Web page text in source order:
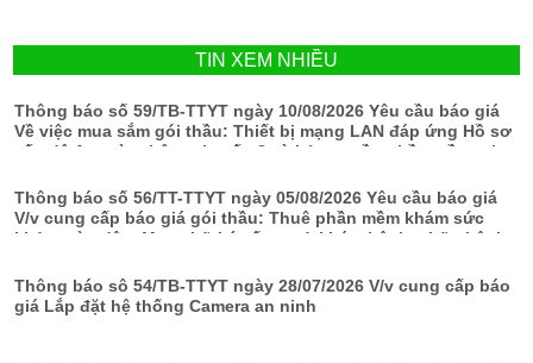
TIN XEM NHIỀU
Thông báo số 59/TB-TTYT ngày 10/08/2026 Yêu cầu báo giá
Về việc mua sắm gói thầu: Thiết bị mạng LAN đáp ứng Hồ sơ
cấp độ An toàn thông tin cấp 2 và bản quyền phần mềm tại
Thông báo số 56/TT-TTYT ngày 05/08/2026 Yêu cầu báo giá
V/v cung cấp báo giá gói thầu: Thuê phần mềm khám sức
khỏe toàn dân, Mua chữ ký số cơ sở khám bệnh, chữa bệnh,
Thông báo sô 54/TB-TTYT ngày 28/07/2026 V/v cung cấp báo
giá Lắp đặt hệ thống Camera an ninh